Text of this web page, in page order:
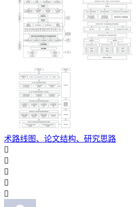
术路线图、论文结构、研究思路




